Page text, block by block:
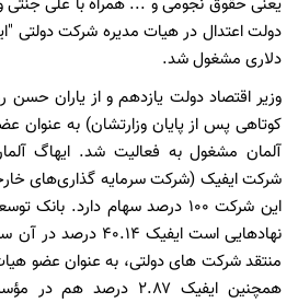
یعنی حقوق نجومی و ... همراه با علی جنتی
دولت اعتدال در هیات مدیره شرکت دولتی
دلاری مشغول شد.
کوتاهی پس از پایان وزارتشان) به عنوان
آلمان مشغول به فعالیت شد. ایهاگ
شرکت ایفیک (شرکت سرمایه گذاری‌های
این شرکت ۱۰۰ درصد سهام دارد.
نهادهایی است ایفیک
منتقد شرکت های دولتی، به عنوان عضو